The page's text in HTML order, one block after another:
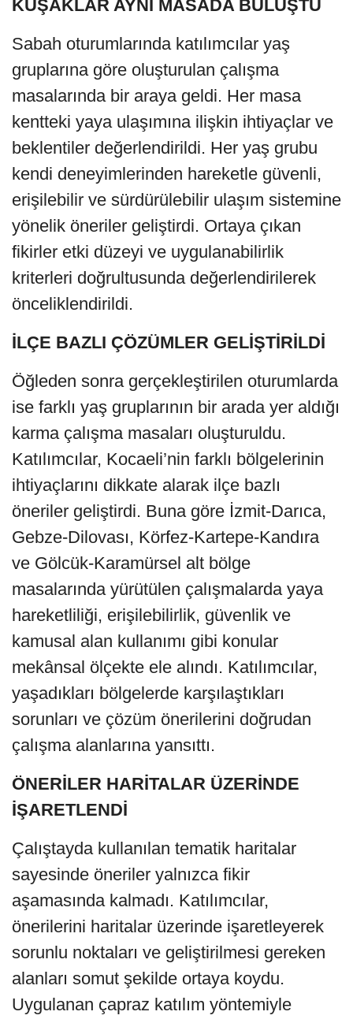
KUŞAKLAR AYNI MASADA BULUŞTU
Sabah oturumlarında katılımcılar yaş
gruplarına göre oluşturulan çalışma
masalarında bir araya geldi. Her masa
kentteki yaya ulaşımına ilişkin ihtiyaçlar ve
beklentiler değerlendirildi. Her yaş grubu
kendi deneyimlerinden hareketle güvenli,
erişilebilir ve sürdürülebilir ulaşım sistemine
yönelik öneriler geliştirdi. Ortaya çıkan
fikirler etki düzeyi ve uygulanabilirlik
kriterleri doğrultusunda değerlendirilerek
önceliklendirildi.
İLÇE BAZLI ÇÖZÜMLER GELİŞTİRİLDİ
Öğleden sonra gerçekleştirilen oturumlarda
ise farklı yaş gruplarının bir arada yer aldığı
karma çalışma masaları oluşturuldu.
Katılımcılar, Kocaeli’nin farklı bölgelerinin
ihtiyaçlarını dikkate alarak ilçe bazlı
öneriler geliştirdi. Buna göre İzmit-Darıca,
Gebze-Dilovası, Körfez-Kartepe-Kandıra
ve Gölcük-Karamürsel alt bölge
masalarında yürütülen çalışmalarda yaya
hareketliliği, erişilebilirlik, güvenlik ve
kamusal alan kullanımı gibi konular
mekânsal ölçekte ele alındı. Katılımcılar,
yaşadıkları bölgelerde karşılaştıkları
sorunları ve çözüm önerilerini doğrudan
çalışma alanlarına yansıttı.
ÖNERİLER HARİTALAR ÜZERİNDE
İŞARETLENDİ
Çalıştayda kullanılan tematik haritalar
sayesinde öneriler yalnızca fikir
aşamasında kalmadı. Katılımcılar,
önerilerini haritalar üzerinde işaretleyerek
sorunlu noktaları ve geliştirilmesi gereken
alanları somut şekilde ortaya koydu.
Uygulanan çapraz katılım yöntemiyle